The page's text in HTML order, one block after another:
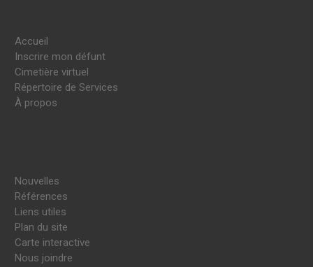
Accueil
Inscrire mon défunt
Cimetière virtuel
Répertoire de Services
À propos
Nouvelles
Références
Liens utiles
Plan du site
Carte interactive
Nous joindre